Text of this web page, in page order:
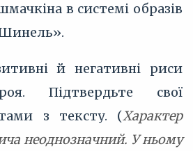
в системі образів
й негативні риси
Підтвердьте свої
з тексту. (Характер
неоднозначний. У ньому